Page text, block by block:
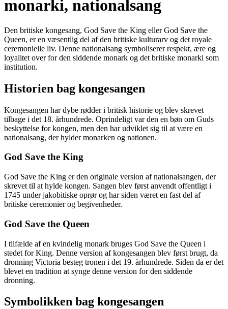
monarki, nationalsang
Den britiske kongesang, God Save the King eller God Save the
Queen, er en væsentlig del af den britiske kulturarv og det royale
ceremonielle liv. Denne nationalsang symboliserer respekt, ære og
loyalitet over for den siddende monark og det britiske monarki som
institution.
Historien bag kongesangen
Kongesangen har dybe rødder i britisk historie og blev skrevet
tilbage i det 18. århundrede. Oprindeligt var den en bøn om Guds
beskyttelse for kongen, men den har udviklet sig til at være en
nationalsang, der hylder monarken og nationen.
God Save the King
God Save the King er den originale version af nationalsangen, der
skrevet til at hylde kongen. Sangen blev først anvendt offentligt i
1745 under jakobitiske oprør og har siden været en fast del af
britiske ceremonier og begivenheder.
God Save the Queen
I tilfælde af en kvindelig monark bruges God Save the Queen i
stedet for King. Denne version af kongesangen blev først brugt, da
dronning Victoria besteg tronen i det 19. århundrede. Siden da er det
blevet en tradition at synge denne version for den siddende
dronning.
Symbolikken bag kongesangen